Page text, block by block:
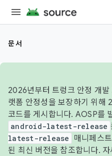
문서
2026년부터 트렁크 안정 개
랫폼 안정성을 보장하기 위해
코드를 게시합니다. AOSP를
android-latest-release
latest-release
매니페스
된 최신 버전을 참조합니다.